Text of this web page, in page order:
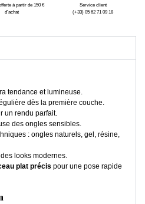
à partir de 150 €
d'achat
Service client
(+33) 05 62 71 09 18
tendance et lumineuse.
dès la première couche.
un rendu parfait.
des ongles sensibles.
: ongles naturels, gel, résine,
looks modernes.
plat précis pour une pose rapide